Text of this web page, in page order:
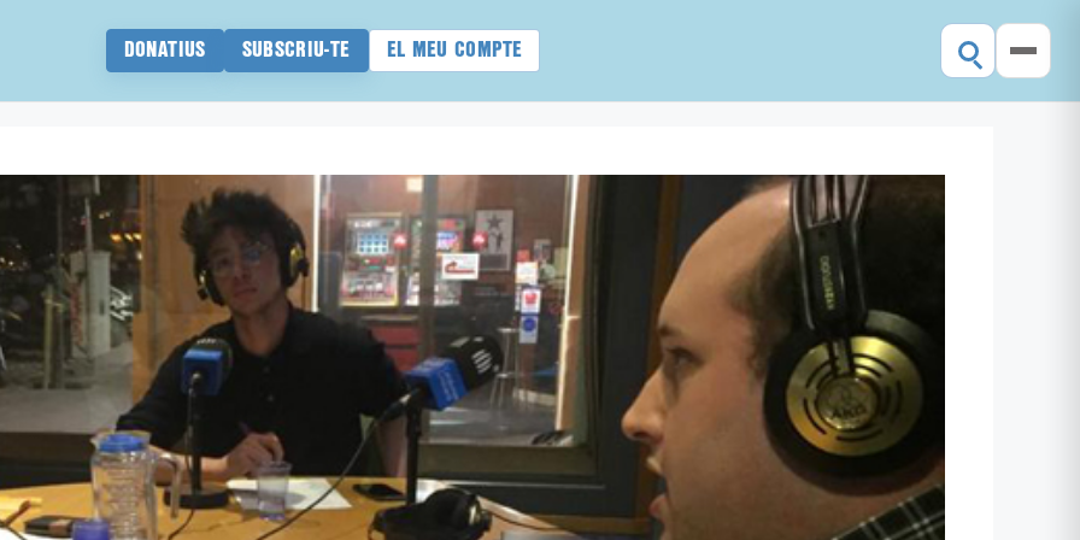
DONATIUS SUBSCRIU-TE EL MEU COMPTE